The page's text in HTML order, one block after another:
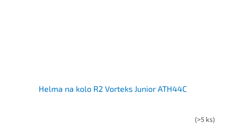
Helma na kolo R2 Vorteks Junior ATH44C
(>5 ks)